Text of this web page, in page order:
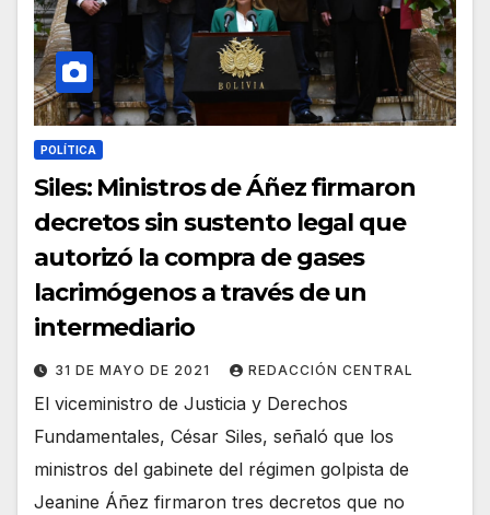
POLÍTICA
Siles: Ministros de Áñez firmaron
decretos sin sustento legal que
autorizó la compra de gases
lacrimógenos a través de un
intermediario
31 DE MAYO DE 2021 REDACCIÓN CENTRAL
El viceministro de Justicia y Derechos
Fundamentales, César Siles, señaló que los
ministros del gabinete del régimen golpista de
Jeanine Áñez firmaron tres decretos que no